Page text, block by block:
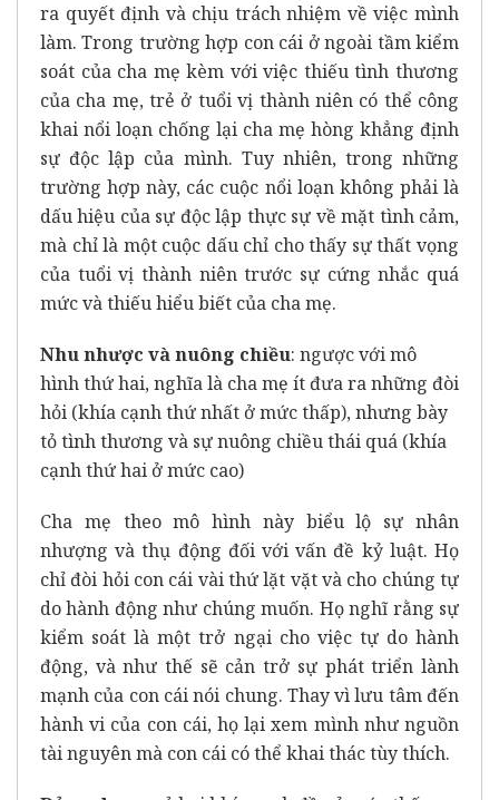
ra quyết định và chịu trách nhiệm về việc mình
làm. Trong trường hợp con cái ở ngoài tầm kiểm
soát của cha mẹ kèm với việc thiếu tình thương
của cha mẹ, trẻ ở tuổi vị thành niên có thể công
khai nổi loạn chống lại cha mẹ hòng khẳng định
sự độc lập của mình. Tuy nhiên, trong những
trường hợp này, các cuộc nổi loạn không phải là
dấu hiệu của sự độc lập thực sự về mặt tình cảm,
mà chỉ là một cuộc dấu chỉ cho thấy sự thất vọng
của tuổi vị thành niên trước sự cứng nhắc quá
mức và thiếu hiểu biết của cha mẹ.
Nhu nhược và nuông chiều: ngược với mô
hình thứ hai, nghĩa là cha mẹ ít đưa ra những đòi
hỏi (khía cạnh thứ nhất ở mức thấp), nhưng bày
tỏ tình thương và sự nuông chiều thái quá (khía
cạnh thứ hai ở mức cao)
Cha mẹ theo mô hình này biểu lộ sự nhân
nhượng và thụ động đối với vấn đề kỷ luật. Họ
chỉ đòi hỏi con cái vài thứ lặt vặt và cho chúng tự
do hành động như chúng muốn. Họ nghĩ rằng sự
kiểm soát là một trở ngại cho việc tự do hành
động, và như thế sẽ cản trở sự phát triển lành
mạnh của con cái nói chung. Thay vì lưu tâm đến
hành vi của con cái, họ lại xem mình như nguồn
tài nguyên mà con cái có thể khai thác tùy thích.